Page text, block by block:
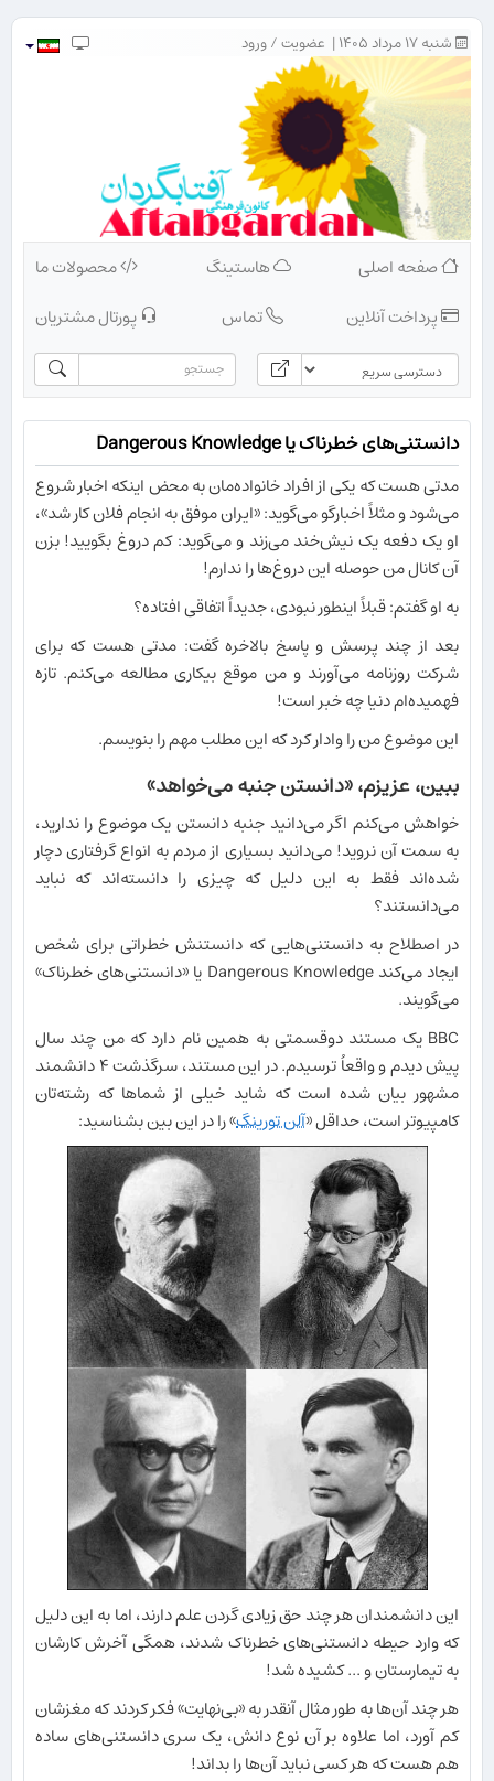
شنبه ۱۷ مرداد ۱۴۰۵ | عضویت/ورود
صفحه اصلی هاستینگ
محصولات ما
پرداخت آنلاین
تماس پورتال مشتریان
دانستنی‌های خطرناک یا Dangerous Knowledge
مدتی هست که یکی از افراد خانواده‌مان به محض اینکه اخبار شروع
می‌شود و مثلاً اخبارگو می‌گوید: «ایران موفق به انجام فلان کار شد»،
او یک دفعه یک نیش‌خند می‌زند و می‌گوید: کم دروغ بگویید! بزن
آن کانال من حوصله این دروغ‌ها را ندارم!
به او گفتم: قبلاً اینطور نبودی، جدیداً اتفاقی افتاده؟
بعد از چند پرسش و پاسخ بالاخره گفت: مدتی هست که برای
شرکت روزنامه می‌آورند و من موقع بیکاری مطالعه می‌کنم. تازه
فهمیده‌ام دنیا چه خبر است!
این موضوع من را وادار کرد که این مطلب مهم را بنویسم.
ببین، عزیزم، «دانستن جنبه می‌خواهد»
خواهش می‌کنم اگر می‌دانید جنبه دانستن یک موضوع را ندارید،
به سمت آن نروید! می‌دانید بسیاری از مردم به انواع گرفتاری دچار
شده‌اند فقط به این دلیل که چیزی را دانسته‌اند که نباید
می‌دانستند؟
در اصطلاح به دانستنی‌هایی که دانستنش خطراتی برای شخص
ایجاد می‌کند Dangerous Knowledge یا «دانستنی‌های خطرناک»
می‌گویند.
BBC یک مستند دوقسمتی به همین نام دارد که من چند سال
پیش دیدم و واقعاُ ترسیدم. در این مستند، سرگذشت ۴ دانشمند
مشهور بیان شده است که شاید خیلی از شماها که رشته‌تان
کامپیوتر است، حداقل «آلن تورینگ» را در این بین بشناسید:
این دانشمندان هر چند حق زیادی گردن علم دارند، اما به این دلیل
که وارد حیطه دانستنی‌های خطرناک شدند، همگی آخرش کارشان
به تیمارستان و ... کشیده شد!
هر چند آن‌ها به طور مثال آنقدر به «بی‌نهایت» فکر کردند که مغزشان
کم آورد، اما علاوه بر آن نوع دانش، یک سری دانستنی‌های ساده
هم هست که هر کسی نباید آن‌ها را بداند!